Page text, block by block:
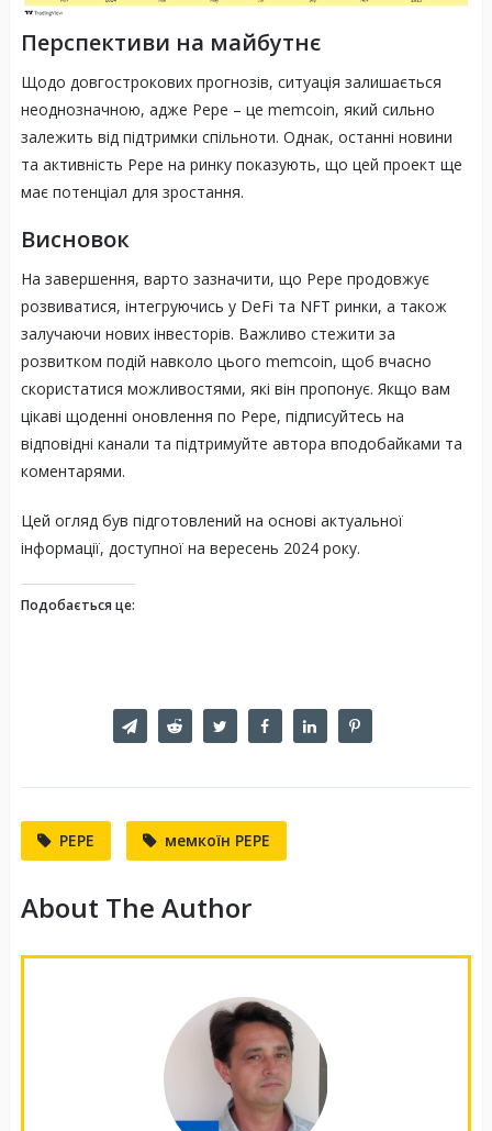
Перспективи на майбутнє
Щодо довгострокових прогнозів, ситуація залишається
неоднозначною, адже Pepе – це memcoin, який сильно
залежить від підтримки спільноти. Однак, останні новини
та активність Pepе на ринку показують, що цей проект ще
має потенціал для зростання.
Висновок
На завершення, варто зазначити, що Pepе продовжує
розвиватися, інтегруючись у DeFi та NFT ринки, а також
залучаючи нових інвесторів. Важливо стежити за
розвитком подій навколо цього memcoin, щоб вчасно
скористатися можливостями, які він пропонує. Якщо вам
цікаві щоденні оновлення по Pepе, підписуйтесь на
відповідні канали та підтримуйте автора вподобайками та
коментарями.
Цей огляд був підготовлений на основі актуальної
інформації, доступної на вересень 2024 року.
Подобається це:
PEPE мемкоїн PEPE
About The Author